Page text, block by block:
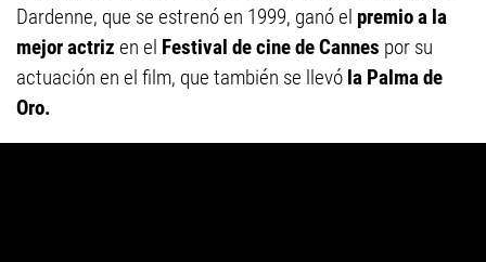
Dardenne, que se estrenó en 1999, ganó el premio a la
mejor actriz en el Festival de cine de Cannes por su
actuación en el film, que también se llevó la Palma de
Oro.